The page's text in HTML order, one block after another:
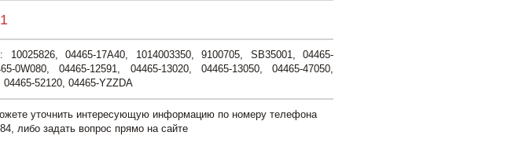
1
10025826, 04465-17A40, 1014003350, 9100705, SB35001, 04465-
0W080, 04465-12591, 04465-13020, 04465-13050, 04465-47050,
04465-52120, 04465-YZZDA
уточнить интересующую информацию по номеру телефона
либо задать вопрос прямо на сайте